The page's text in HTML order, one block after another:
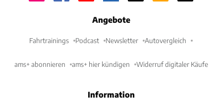
Angebote
Fahrtrainings Podcast Newsletter Autovergleich
ams+ abonnieren ams+ hier kündigen Widerruf digitaler Käufe
Information